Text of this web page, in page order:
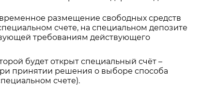
размещение свободных средств
счете, на специальном депозите
требованиям действующего
будет открыт специальный счёт –
принятии решения о выборе способа
счете).